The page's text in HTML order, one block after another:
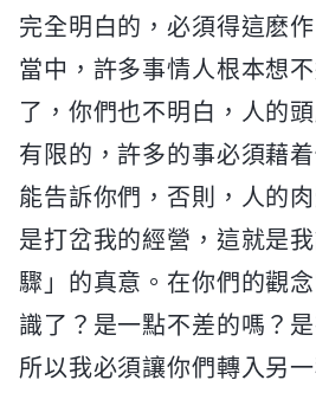
完全明白的，必須得這麽
當中，許多事情人根本想
了，你們也不明白，人的
有限的，許多的事必須藉
能告訴你們，否則，人的
是打岔我的經營，這就是
驟」的真意。在你們的觀
識了？是一點不差的嗎？
所以我必須讓你們轉入另